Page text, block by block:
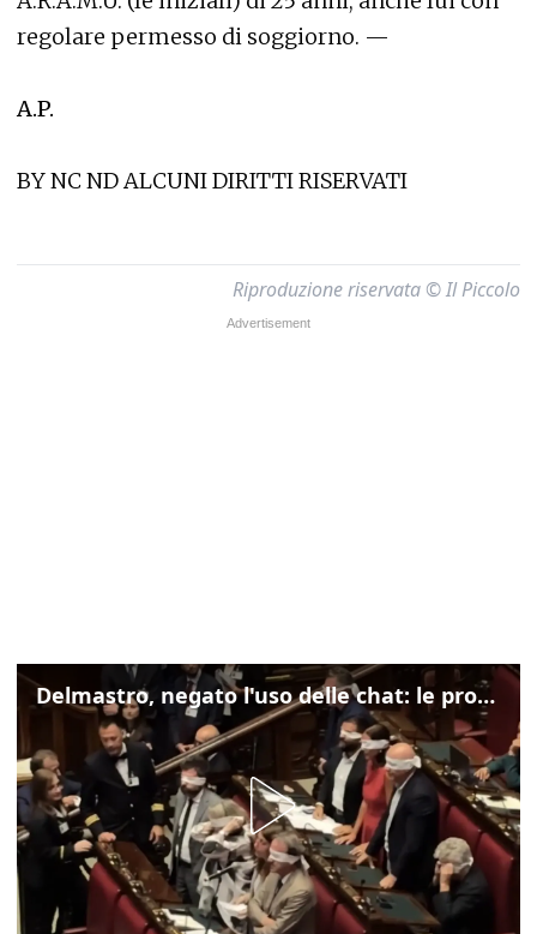
regolare permesso di soggiorno. —
A.P.
BY NC ND ALCUNI DIRITTI RISERVATI
Riproduzione riservata © Il Piccolo
Delmastro, negato l'uso delle chat: le proteste di Avs e M5s